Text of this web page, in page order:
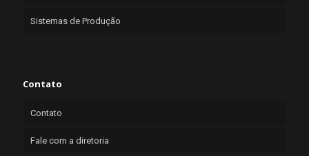
Sistemas de Produção
Contato
Contato
Fale com a diretoria